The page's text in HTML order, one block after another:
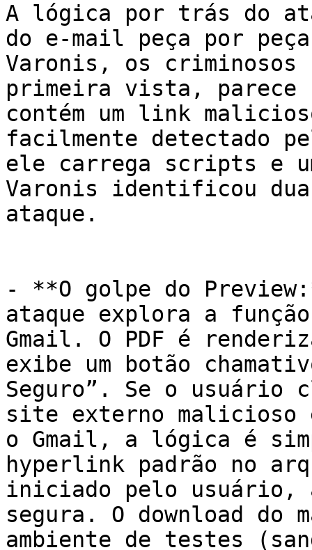
A lógica por trás do
do e-mail peça por
Varonis, os criminosos
primeira vista, parece
contém um link
facilmente detectado
ele carrega scripts e
Varonis identificou
ataque.
- **O golpe do
ataque explora a
Gmail. O PDF é
exibe um botão
Seguro”. Se o usuário
site externo malicioso
o Gmail, a lógica é
hyperlink padrão no
iniciado pelo usuário,
segura. O download do
ambiente de testes